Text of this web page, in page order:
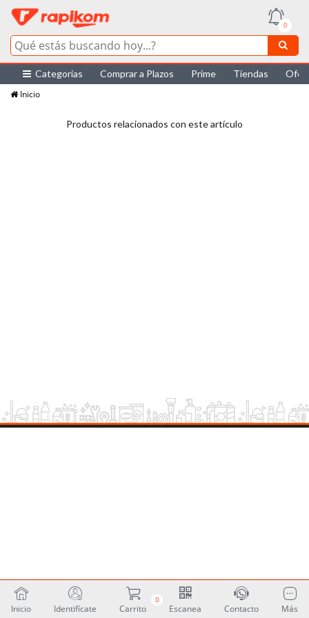
0
Categorías Comprar a Plazos Prime Tiendas
Inicio
Productos relacionados con este artículo
Inicio Identifícate
0
Carrito Escanea Contacto Más